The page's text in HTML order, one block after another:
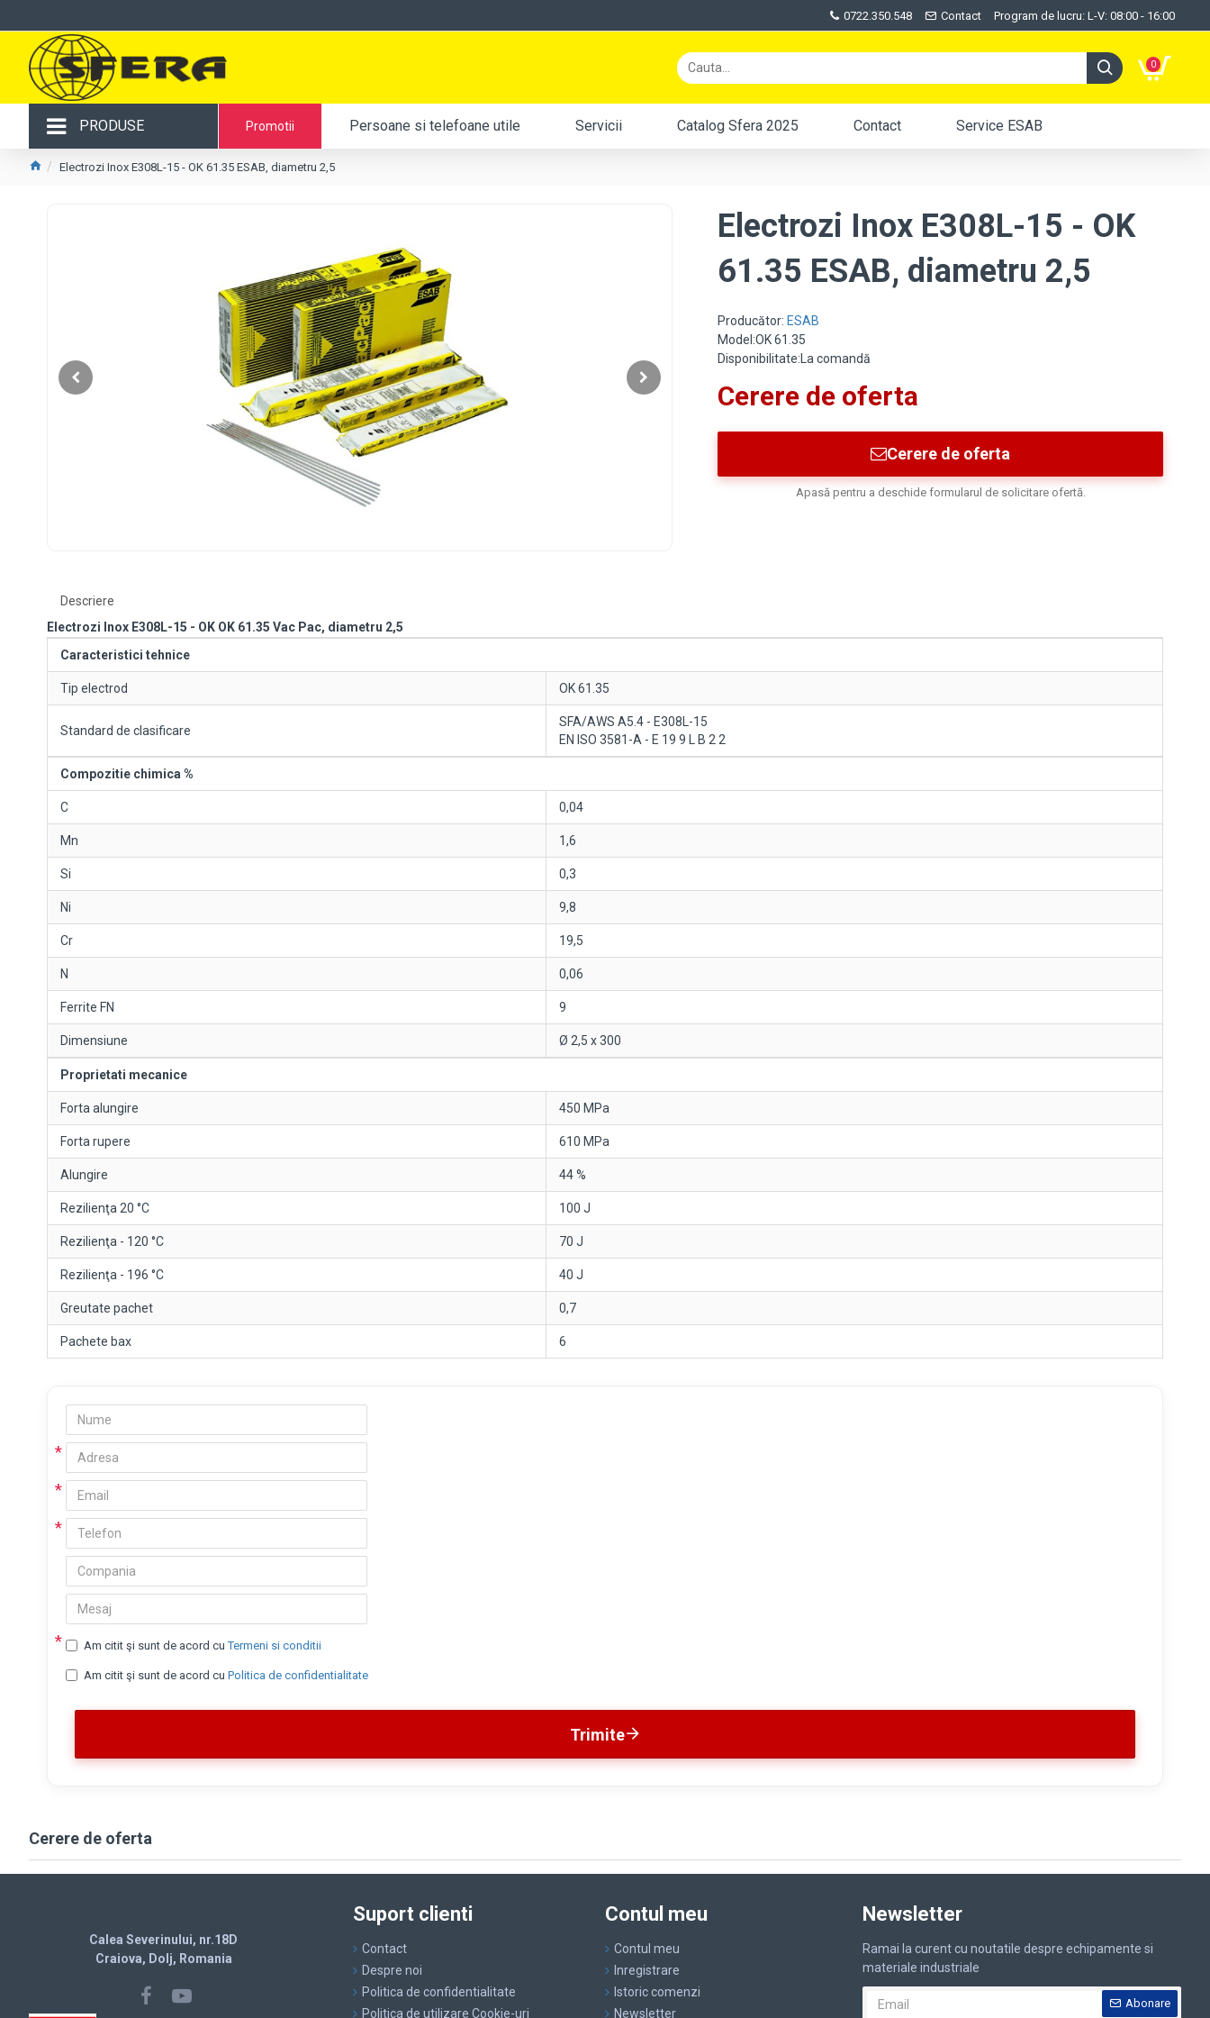
0722.350.548 Contact Program de lucru: L-V: 08:00 - 16:00
0
PRODUSE Promotii Persoane si telefoane utile Servicii Catalog Sfera 2025 Contact Service ESAB
Electrozi Inox E308L-15 - OK 61.35 ESAB, diametru 2,5
Electrozi Inox E308L-15 - OK
61.35 ESAB, diametru 2,5
Producător: ESAB
Model:OK 61.35
Disponibilitate:La comandă
Cerere de oferta
Cerere de oferta
Apasă pentru a deschide formularul de solicitare ofertă.
Descriere
Electrozi Inox E308L-15 - OK OK 61.35 Vac Pac, diametru 2,5
Caracteristici tehnice
Tip electrod OK 61.35
Standard de clasificare
SFA/AWS A5.4 - E308L-15
EN ISO 3581-A - E 19 9 L B 2 2
Compozitie chimica %
C 0,04
Mn 1,6
Si 0,3
Ni 9,8
Cr 19,5
N 0,06
Ferrite FN 9
Dimensiune Ø 2,5 x 300
Proprietati mecanice
Forta alungire 450 MPa
Forta rupere 610 MPa
Alungire 44 %
Rezilienţa 20 °C 100 J
Rezilienţa - 120 °C 70 J
Rezilienţa - 196 °C 40 J
Greutate pachet 0,7
Pachete bax 6
Am citit şi sunt de acord cu Termeni si conditii
Am citit şi sunt de acord cu Politica de confidentialitate
Trimite
Cerere de oferta
Calea Severinului, nr.18D
Craiova, Dolj, Romania
Suport clienti
Contact
Despre noi
Politica de confidentialitate
Politica de utilizare Cookie-uri
Contul meu
Contul meu
Inregistrare
Istoric comenzi
Newsletter
Newsletter
Ramai la curent cu noutatile despre echipamente si
materiale industriale
Abonare